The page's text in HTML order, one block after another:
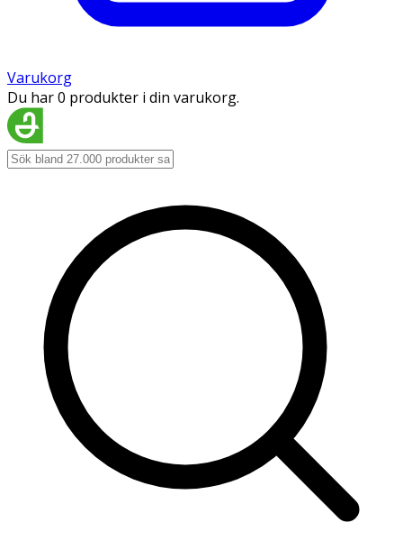
Varukorg
Du har 0 produkter i din varukorg.